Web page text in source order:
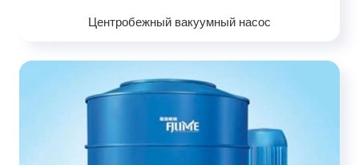
Центробежный вакуумный насос